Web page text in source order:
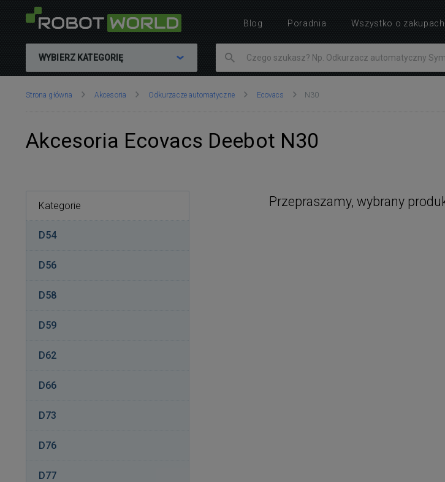
WYBIERZ KATEGORIĘ
Znajdujesz
Strona główna Akcesoria Odkurzacze automatyczne Ecovacs N30
Akcesoria Ecovacs Deebot N30
Przepraszamy, wybrany
Kategorie
D54
D56
D58
D59
D62
D66
D73
D76
D77
Blog Poradnia Wszystko o zakupach